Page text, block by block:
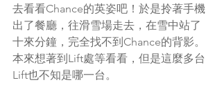
去看看Chance的英姿吧！於是拎著手機
出了餐廳，往滑雪場走去，在雪中站了
十來分鐘，完全找不到Chance的背影。
本來想著到Lift處等看看，但是這麼多台
Lift也不知是哪一台。